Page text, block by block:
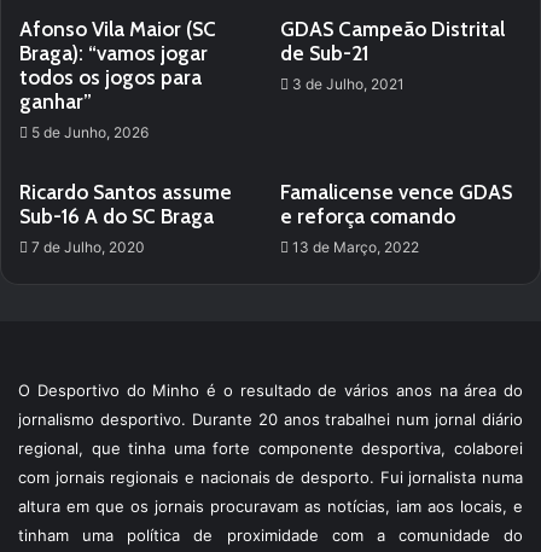
Afonso Vila Maior (SC
Braga): “vamos jogar
todos os jogos para
ganhar”
5 de Junho, 2026
GDAS Campeão Distrital
de Sub-21
3 de Julho, 2021
Ricardo Santos assume
Sub-16 A do SC Braga
7 de Julho, 2020
Famalicense vence GDAS
e reforça comando
13 de Março, 2022
O Desportivo do Minho é o resultado de vários anos na área do
jornalismo desportivo. Durante 20 anos trabalhei num jornal diário
regional, que tinha uma forte componente desportiva, colaborei
com jornais regionais e nacionais de desporto. Fui jornalista numa
altura em que os jornais procuravam as notícias, iam aos locais, e
tinham uma política de proximidade com a comunidade do